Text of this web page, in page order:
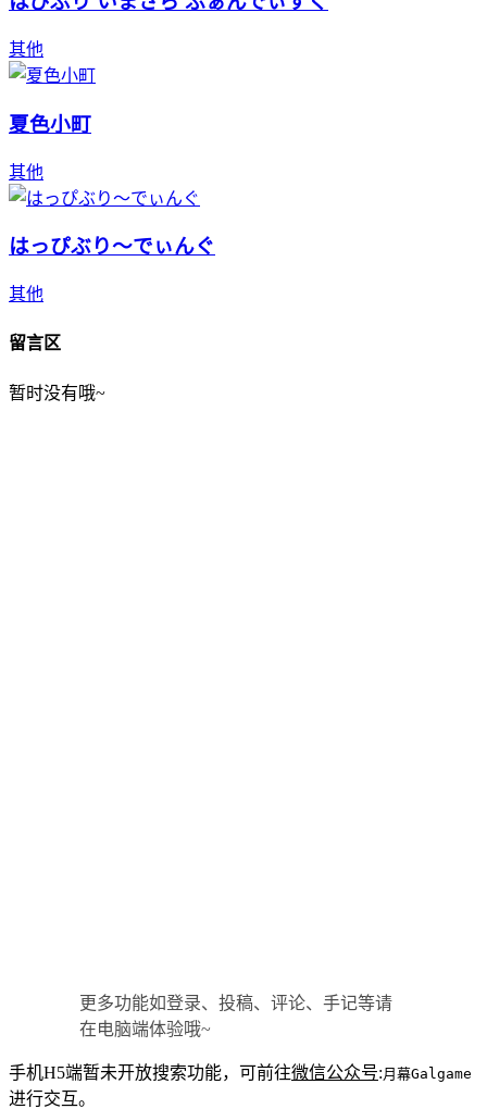
其他
夏色小町
其他
はっぴぶり～でぃんぐ
其他
留言区
暂时没有哦~
更多功能如登录、投稿、评论、手记等请
在电脑端体验哦~
手机H5端暂未开放搜索功能，可前往微信公众号: 月幕Galgame
进行交互。